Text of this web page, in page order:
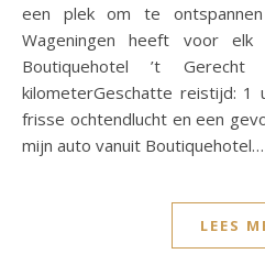
een plek om te
Wageningen heeft voor
Boutiquehotel ’t
kilometerGeschatte reistijd:
frisse ochtendlucht en een
mijn auto vanuit Boutiquehotel…
LEES